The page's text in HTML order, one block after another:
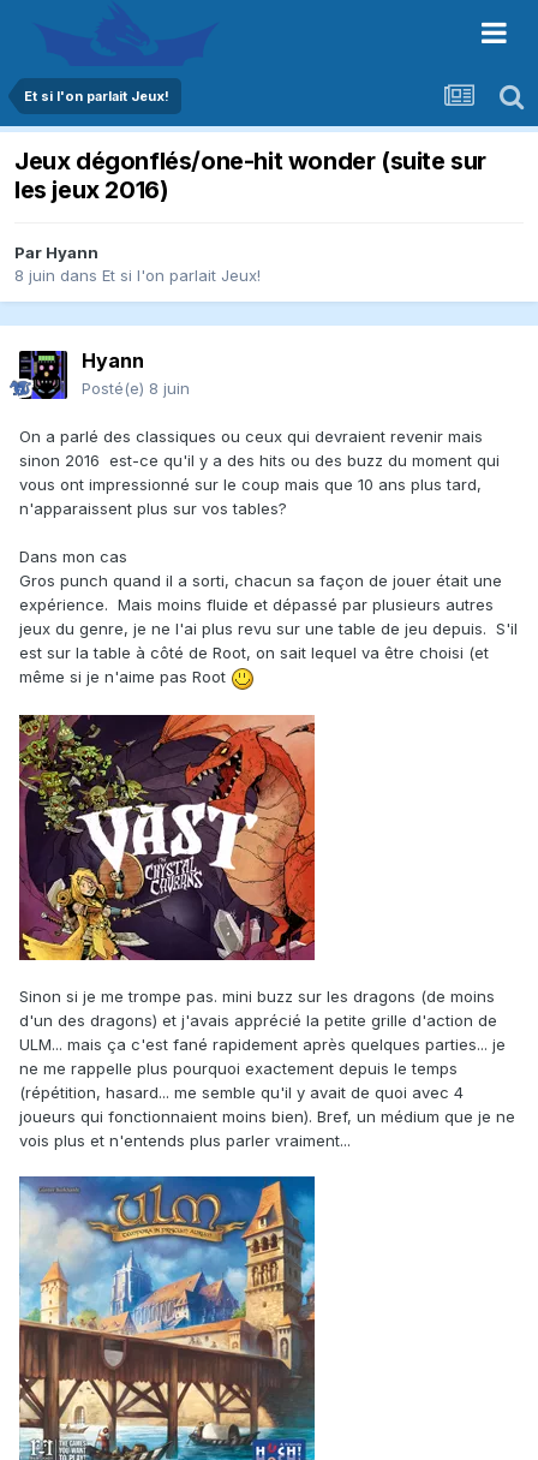
Et si l'on parlait Jeux!
Jeux dégonflés/one-hit wonder (suite sur
les jeux 2016)
Par Hyann
8 juin dans Et si l'on parlait Jeux!
Hyann
Posté(e) 8 juin
On a parlé des classiques ou ceux qui devraient revenir mais
sinon 2016 est-ce qu'il y a des hits ou des buzz du moment qui
vous ont impressionné sur le coup mais que 10 ans plus tard,
n'apparaissent plus sur vos tables?
Dans mon cas
Gros punch quand il a sorti, chacun sa façon de jouer était une
expérience. Mais moins fluide et dépassé par plusieurs autres
jeux du genre, je ne l'ai plus revu sur une table de jeu depuis. S'il
est sur la table à côté de Root, on sait lequel va être choisi (et
même si je n'aime pas Root
Sinon si je me trompe pas. mini buzz sur les dragons (de moins
d'un des dragons) et j'avais apprécié la petite grille d'action de
ULM... mais ça c'est fané rapidement après quelques parties... je
ne me rappelle plus pourquoi exactement depuis le temps
(répétition, hasard... me semble qu'il y avait de quoi avec 4
joueurs qui fonctionnaient moins bien). Bref, un médium que je ne
vois plus et n'entends plus parler vraiment...